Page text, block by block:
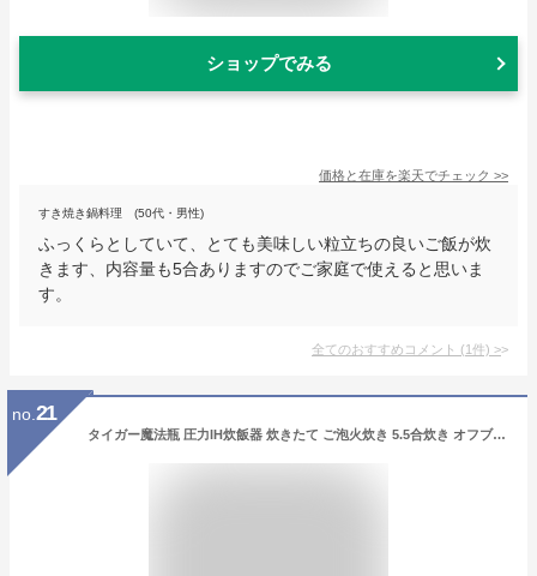
ショップでみる
価格と在庫を楽天でチェック >>
すき焼き鍋料理 (50代・男性)
ふっくらとしていて、とても美味しい粒立ちの良いご飯が炊
きます、内容量も5合ありますのでご家庭で使えると思いま
す。
全てのおすすめコメント (1件) >
no. 21
タイガー魔法瓶 圧力IH炊飯器 炊きたて ご泡火炊き 5.5合炊き オフブラック TIGER JPI-A100-KO